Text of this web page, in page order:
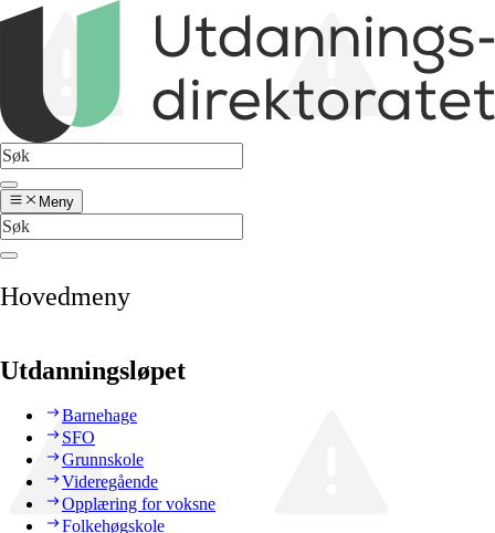
Meny
Hovedmeny
Utdanningsløpet
Barnehage
SFO
Grunnskole
Videregående
Opplæring for voksne
Folkehøgskole